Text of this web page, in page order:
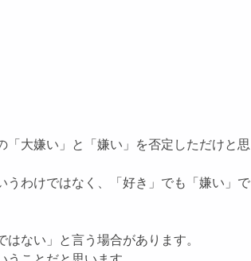
大嫌い」と「嫌い」を否定しただけと思
うわけではなく、「好き」でも「嫌い」で
ない」と言う場合があります。